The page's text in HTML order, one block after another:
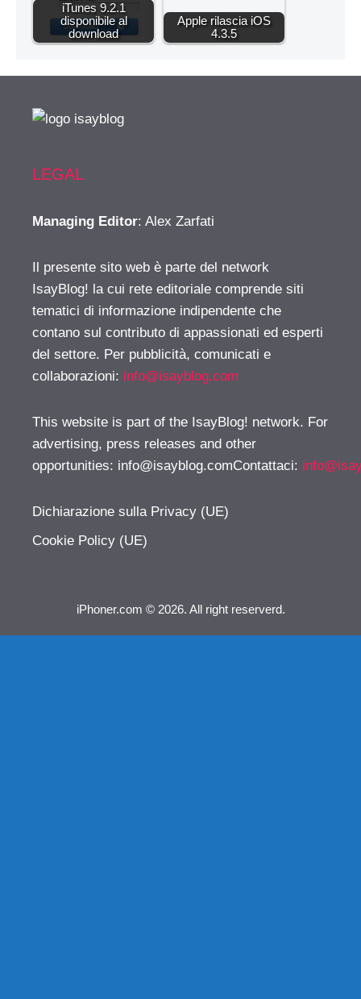
iTunes 9.2.1
disponibile al
download
Apple rilascia iOS
4.3.5
LEGAL
Managing Editor: Alex Zarfati
Il presente sito web è parte del network
IsayBlog! la cui rete editoriale comprende siti
tematici di informazione indipendente che
contano sul contributo di appassionati ed esperti
del settore. Per pubblicità, comunicati e
collaborazioni: info@isayblog.com
This website is part of the IsayBlog! network. For
advertising, press releases and other
opportunities: info@isayblog.comContattaci:
Dichiarazione sulla Privacy (UE)
Cookie Policy (UE)
iPhoner.com © 2026. All right reserverd.